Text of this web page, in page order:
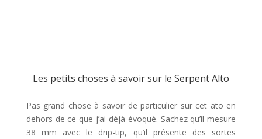
Les petits choses à savoir sur le Serpent Alto
Pas grand chose à savoir de particulier sur cet ato en
dehors de ce que j’ai déjà évoqué. Sachez qu’il mesure
38 mm avec le drip-tip, qu’il présente des sortes